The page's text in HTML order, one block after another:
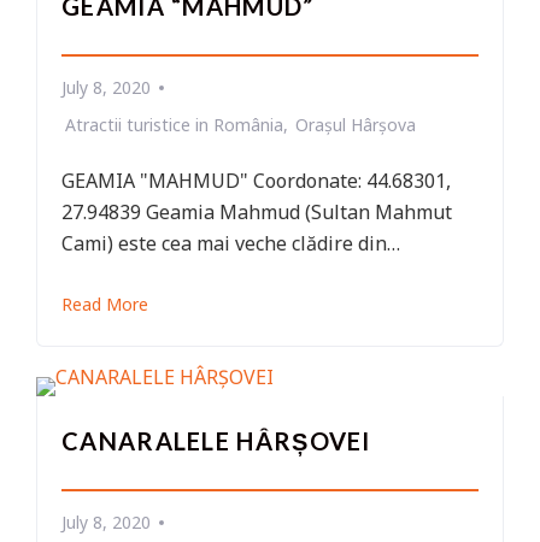
GEAMIA “MAHMUD”
July 8, 2020
Atractii turistice in România
Orașul Hârșova
GEAMIA "MAHMUD" Coordonate: 44.68301,
27.94839 Geamia Mahmud (Sultan Mahmut
Cami) este cea mai veche clădire din…
Read More
CANARALELE HÂRȘOVEI
July 8, 2020